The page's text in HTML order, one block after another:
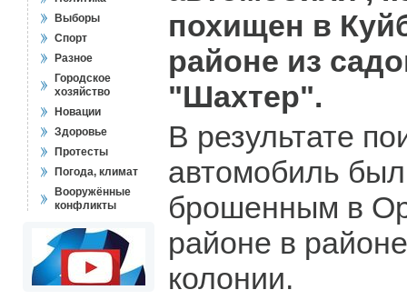
Выборы
Спорт
Разное
Городское
хозяйство
Новации
Здоровье
Протесты
Погода, климат
Вооружённые
конфликты
похищен в
районе из
"Шахтер".
В результате
автомобиль
брошенным в
районе в
колонии.